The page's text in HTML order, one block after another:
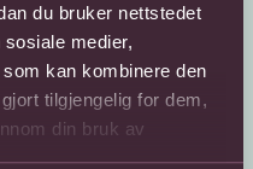
du bruker nettstedet
medier,
kan kombinere den
tilgjengelig for dem,
din bruk av
Sende blomster
40 400
- fredag